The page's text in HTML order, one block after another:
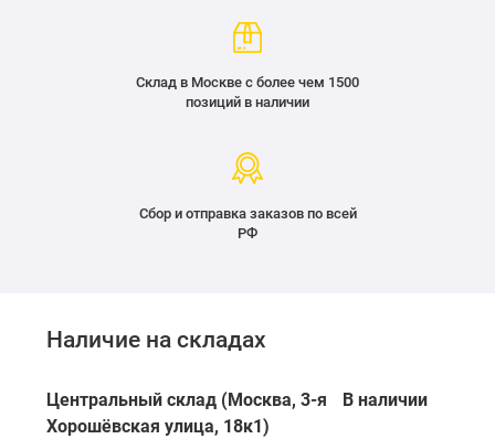
Склад в Москве с более чем 1500
позиций в наличии
Сбор и отправка заказов по всей
РФ
Наличие на складах
Центральный склад (Москва, 3-я
Хорошёвская улица, 18к1)
В наличии